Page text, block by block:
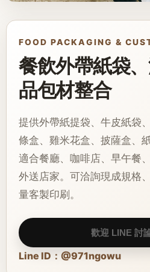
FOOD PACKAGING &
餐飲外帶紙袋
品包材整合
提供外帶紙提袋、牛皮紙袋
條盒、雞米花盒、披薩盒、
適合餐廳、咖啡店、早午餐
外送店家。可洽詢現成規格
量客製印刷。
歡迎 LINE 討
Line ID：@971ngowu